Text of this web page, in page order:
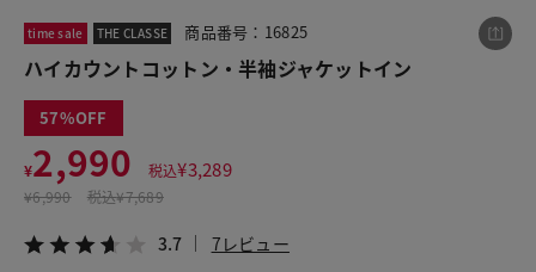
time sale THE CLASSE 商品番号：16825
ハイカウントコットン・半袖ジャケットイン
57
¥2,990 税込¥3,289
¥6,990 税込¥7,689
3.7 7レビュー
この商品をシェアする
¥2,990
税込¥3,289